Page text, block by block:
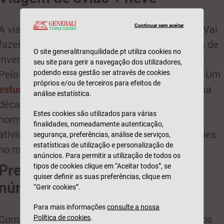
viagem de avião tem como destino a neve? Vai
snowboard ou esqui? São dois desportos de
mas com resultados muito diferentes.
menos a julgar pelos números de lesões. Um
realizado nos EUA
, durante mais de uma
mostrou que os snowboarders têm,
6,7 lesões em 1000 dias de
Os esquiadores têm apenas 0,9 lesões
mesmo período de tempo.
se para enfrentar os
a preparar a sua viagem de avião pelos
Continuar sem aceitar
O site generalitranquilidade.pt utiliza cookies no
seu site para gerir a navegação dos utilizadores,
podendo essa gestão ser através de cookies
próprios e/ou de terceiros para efeitos de
análise estatística.
Estes cookies são utilizados para várias
finalidades, nomeadamente autenticação,
segurança, preferências, análise de serviços,
estatísticas de utilização e personalização de
anúncios. Para permitir a utilização de todos os
tipos de cookies clique em “Aceitar todos”, se
quiser definir as suas preferências, clique em
“Gerir cookies”.
Para mais informaçõesconsulte a nossa
Política de cookies.